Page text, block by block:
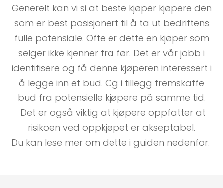
Generelt kan vi si at beste kjøper kjøpere den
som er best posisjonert til å ta ut bedriftens
fulle potensiale. Ofte er dette en kjøper som
selger ikke kjenner fra før. Det er vår jobb i
identifisere og få denne kjøperen interessert i
å legge inn et bud. Og i tillegg fremskaffe
bud fra potensielle kjøpere på samme tid.
Det er også viktig at kjøpere oppfatter at
risikoen ved oppkjøpet er akseptabel.
Du kan lese mer om dette i guiden nedenfor.